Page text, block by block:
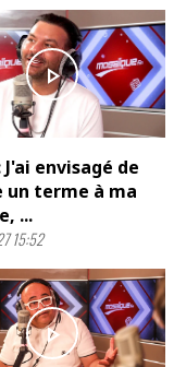
play_arrow
J'ai envisagé de
terme à ma
...
15:52
play_arrow